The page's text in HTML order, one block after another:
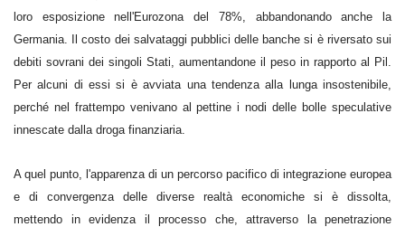
loro esposizione nell'Eurozona del 78%, abbandonando anche la
Germania. Il costo dei salvataggi pubblici delle banche si è riversato sui
debiti sovrani dei singoli Stati, aumentandone il peso in rapporto al Pil.
Per alcuni di essi si è avviata una tendenza alla lunga insostenibile,
perché nel frattempo venivano al pettine i nodi delle bolle speculative
innescate dalla droga finanziaria.
A quel punto, l'apparenza di un percorso pacifico di integrazione europea
e di convergenza delle diverse realtà economiche si è dissolta,
mettendo in evidenza il processo che, attraverso la penetrazione